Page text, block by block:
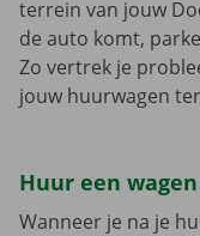
terrein van jouw
de auto komt,
Zo vertrek je
jouw huurwagen
Huur een
Wanneer je na je